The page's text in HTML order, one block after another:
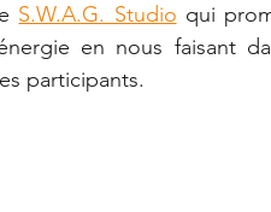
S.W.A.G. Studio qui
en nous faisant
participants.